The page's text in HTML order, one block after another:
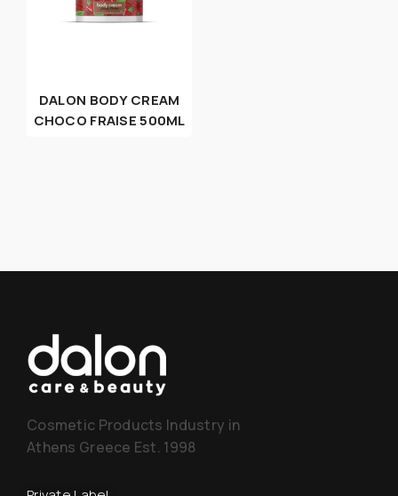
DALON BODY CREAM
CHOCO FRAISE 500ML
Cosmetic Products Industry in
Athens Greece Est. 1998